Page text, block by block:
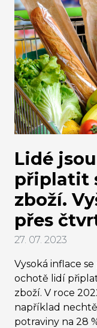
nových
musí důkladně
Lidé
připlatit
zboží.
přes
27. 07. 2023
Vysoká inflace
ochotě lidí
zboží. V roce
například
potraviny na 28